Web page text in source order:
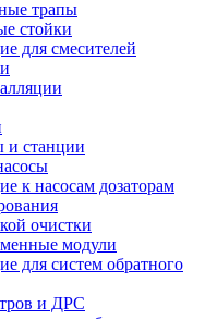
трапы
стойки
для смесителей
и станции
к насосам дозаторам
очистки
модули
для систем обратного
и ДРС